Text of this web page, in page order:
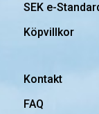
SEK e-
Köpvillkor
Kontakt
FAQ